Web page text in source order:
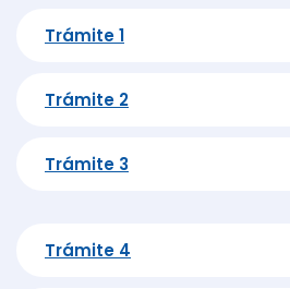
Trámite 1
Trámite 2
Trámite 3
Trámite 4